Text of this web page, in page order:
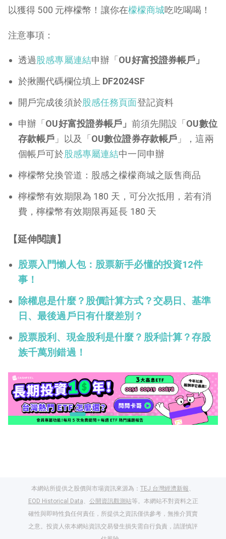
以獲得 500 元檸檬幣！讓你在檬檬商城吃吃喝喝！
注意事項：
透過股感專屬連結申辦 「 OU好富投證券帳戶」
於揪團代碼欄位填上 DF2024SF
開戶完成後須於股感任務頁面登記資料
申辦「 OU好富投證券帳戶」 前須先開設「 OU數位
存款帳戶 」以及「 OU數位證券存款帳戶 」，這兩
個帳戶可於股感專屬連結中一同申辦
檸檬幣兌換管道：股感之檬檬商城之販售商品
檸檬幣有效期限為 180 天，可分次抵用，若有消
費，檸檬幣有效期限再延長 180 天
【延伸閱讀】
股票入門懶人包：股票新手必懂的投資12件
事！
除權息是什麼？股價計算方式？交易日、基準
日、最後過戶日有什麼差別？
股票股利、現金股利是什麼？股利計算？存股
族千萬別錯過！
本網站所提供之股價與市場資訊來源為： TEJ 台灣經濟新報、
EOD Historical Data、 公開資訊觀測站等。本網站不對資料之正
確性與即時性負任何責任，所提供之資訊僅供參考，無推介買賣
之意。投資人依本網站資訊交易發生損失需自行負責，請謹慎評